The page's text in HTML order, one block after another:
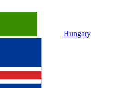
Hungary